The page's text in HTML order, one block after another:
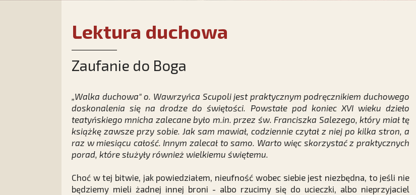
Lektura duchowa
Zaufanie do Boga
„Walka duchowa" o. Wawrzyńca Scupoli jest praktycznym podręcznikiem duchowego
doskonalenia się na drodze do świętości. Powstałe pod koniec XVI wieku dzieło
teatyńskiego mnicha zalecane było m.in. przez św. Franciszka Salezego, który miał tę
książkę zawsze przy sobie. Jak sam mawiał, codziennie czytał z niej po kilka stron, a
raz w miesiącu całość. Innym zalecał to samo. Warto więc skorzystać z praktycznych
porad, które służyły również wielkiemu świętemu.
Choć w tej bitwie, jak powiedziałem, nieufność wobec siebie jest niezbędna, to jeśli nie
będziemy mieli żadnej innej broni - albo rzucimy się do ucieczki, albo nieprzyjaciel